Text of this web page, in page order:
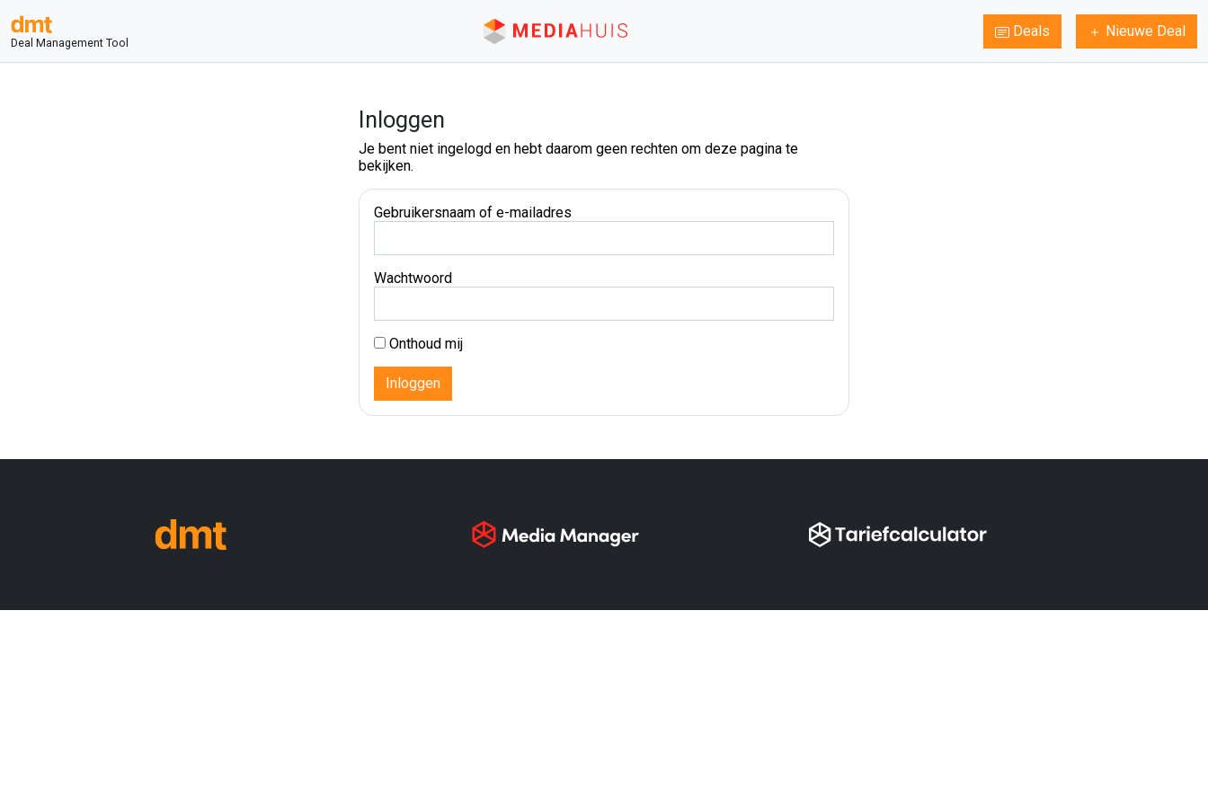
Deal Management Tool
Deals Nieuwe Deal
Inloggen
Je bent niet ingelogd en hebt daarom geen rechten om deze pagina te
bekijken.
Gebruikersnaam of e-mailadres
Wachtwoord
Onthoud mij